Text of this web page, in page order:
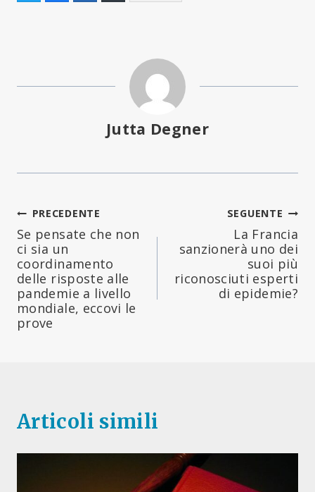
Jutta Degner
Navigazione
articoli
PRECEDENTE
Se pensate che non
ci sia un
coordinamento
delle risposte alle
pandemie a livello
mondiale, eccovi le
prove
SEGUENTE
La Francia
sanzionerà uno dei
suoi più
riconosciuti esperti
di epidemie?
Articoli simili